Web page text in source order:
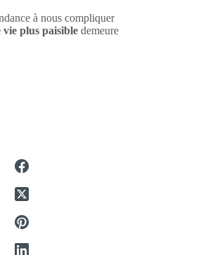
à nous compliquer
plus paisible demeure